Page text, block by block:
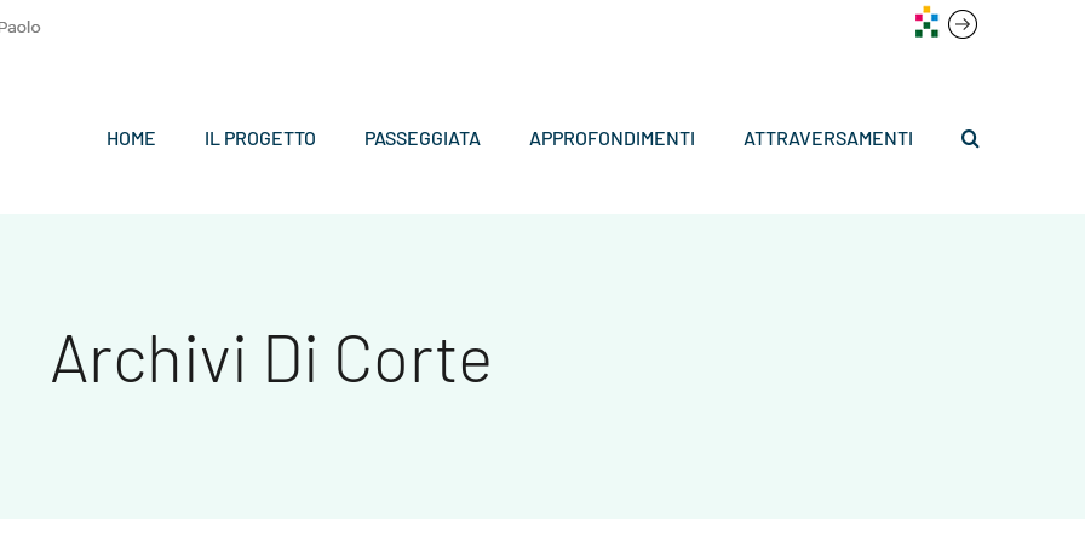
HOME IL PROGETTO PASSEGGIATA APPROFONDIMENTI ATTRAVERSAMENTI
Archivi Di Corte